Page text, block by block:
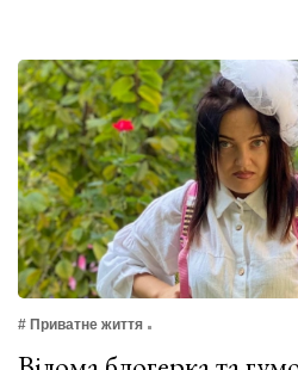
# Приватне життя